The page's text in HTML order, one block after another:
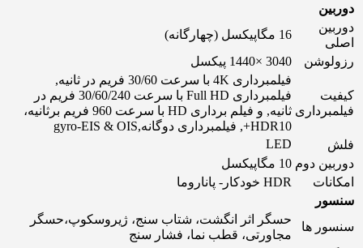
دوربین
دوربین
اصلی
16 مگاپیکسل (چهارگانه)
رزولوشن
3040 ×1440 پیکسل
کیفیت
فیلمبرداری
فیلمبرداری 4K با سرعت 30/60 فریم در ثانیه,
فیلمبرداری Full HD با سرعت 30/60/240 فریم در
ثانیه, و فیلم برداری HD با سرعت 960 فریم برثانیه،
HDR10+, فیلمبرداری دوگانه,gyro-EIS & OIS
فلش
LED
دوربین دوم 10 مگاپیکسل
امکانات
HDR خودکار- پاناروما
سنسور
سنسور ها
حسگر اثر انگشت، شتاب سنج، ژیروسکوپ،حسگر
مجاورتی، قطب نما، فشار سنج